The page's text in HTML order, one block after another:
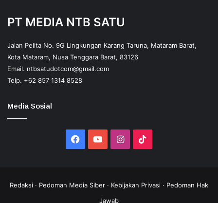
PT MEDIA NTB SATU
Jalan Pelita No. 9G Lingkungan Karang Taruna, Mataram Barat,
Kota Mataram, Nusa Tenggara Barat, 83126
Email. ntbsatudotcom@gmail.com
Telp. +62 857 1314 8528
Media Sosial
Facebook
YouTubeInstagram
Redaksi · Pedoman Media Siber · Kebijakan Privasi · Pedoman Hak
Jawab